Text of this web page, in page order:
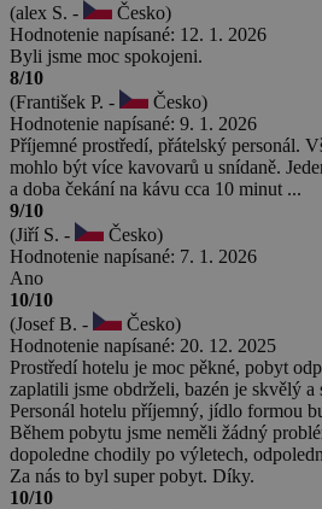
(alex S. -
Česko)
Hodnotenie napísané: 12. 1. 2026
Byli jsme moc spokojeni.
8/10
(František P. -
Česko)
Hodnotenie napísané: 9. 1. 2026
Příjemné prostředí, přátelský personál.
mohlo být více kavovarů u snídaně.
a doba čekání na kávu cca 10 minut ...
9/10
(Jiří S. -
Česko)
Hodnotenie napísané: 7. 1. 2026
Ano
10/10
(Josef B. -
Česko)
Hodnotenie napísané: 20. 12. 2025
Prostředí hotelu je moc pěkné, pobyt
zaplatili jsme obdrželi, bazén je skvělý a
Personál hotelu příjemný, jídlo formou
Během pobytu jsme neměli žádný
dopoledne chodily po výletech,
Za nás to byl super pobyt. Díky.
10/10